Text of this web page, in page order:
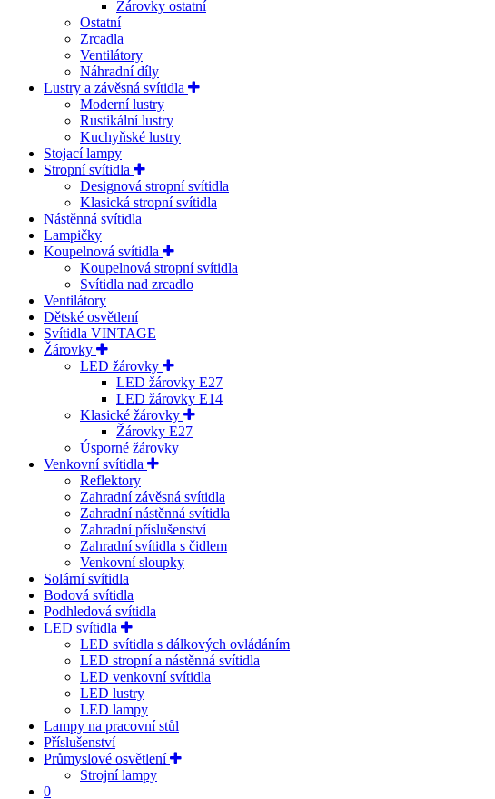
Žárovky ostatní
Ostatní
Zrcadla
Ventilátory
Náhradní díly
Lustry a závěsná svítidla
Moderní lustry
Rustikální lustry
Kuchyňské lustry
Stojací lampy
Stropní svítidla
Designová stropní svítidla
Klasická stropní svítidla
Nástěnná svítidla
Lampičky
Koupelnová svítidla
Koupelnová stropní svítidla
Svítidla nad zrcadlo
Ventilátory
Dětské osvětlení
Svítidla VINTAGE
Žárovky
LED žárovky
LED žárovky E27
LED žárovky E14
Klasické žárovky
Žárovky E27
Úsporné žárovky
Venkovní svítidla
Reflektory
Zahradní závěsná svítidla
Zahradní nástěnná svítidla
Zahradní příslušenství
Zahradní svítidla s čidlem
Venkovní sloupky
Solární svítidla
Bodová svítidla
Podhledová svítidla
LED svítidla
LED svítidla s dálkových ovládáním
LED stropní a nástěnná svítidla
LED venkovní svítidla
LED lustry
LED lampy
Lampy na pracovní stůl
Příslušenství
Průmyslové osvětlení
Strojní lampy
0